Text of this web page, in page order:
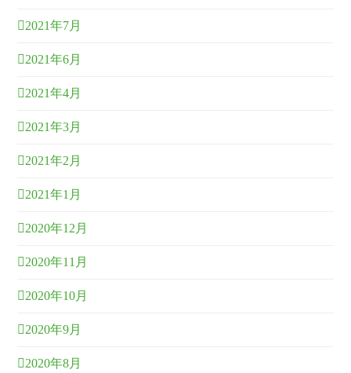
2021年7月
2021年6月
2021年4月
2021年3月
2021年2月
2021年1月
2020年12月
2020年11月
2020年10月
2020年9月
2020年8月